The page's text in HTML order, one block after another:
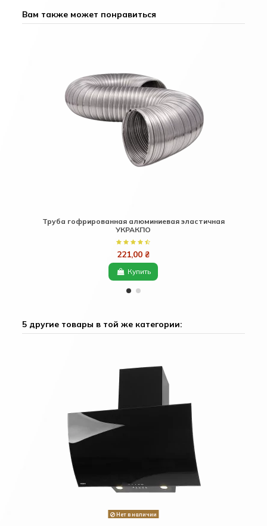
Вам также может понравиться
Труба гофрированная алюминиевая эластичная
УКРАКПО
221,00 ₴
Купить
5 другие товары в той же категории:
Нет в наличии